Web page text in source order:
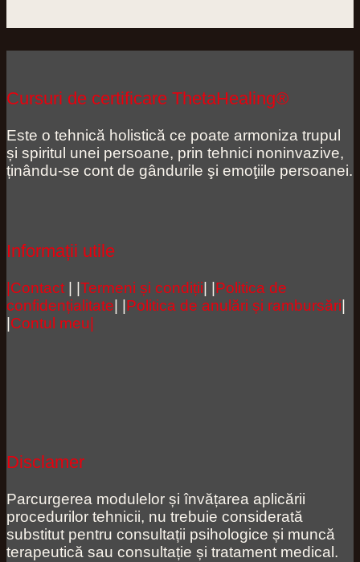
Cursuri de certificare ThetaHealing®
Este o tehnică holistică ce poate armoniza trupul
și spiritul unei persoane, prin tehnici noninvazive,
ținându-se cont de gândurile şi emoţiile persoanei.
Informații utile
|Contact | |Termeni și condiții| |Politica de
confidențialitate| |Politica de anulări și rambursări|
|Contul meu|
Disclamer
Parcurgerea modulelor și învățarea aplicării
procedurilor tehnicii, nu trebuie considerată
substitut pentru consultații psihologice și muncă
terapeutică sau consultație și tratament medical.